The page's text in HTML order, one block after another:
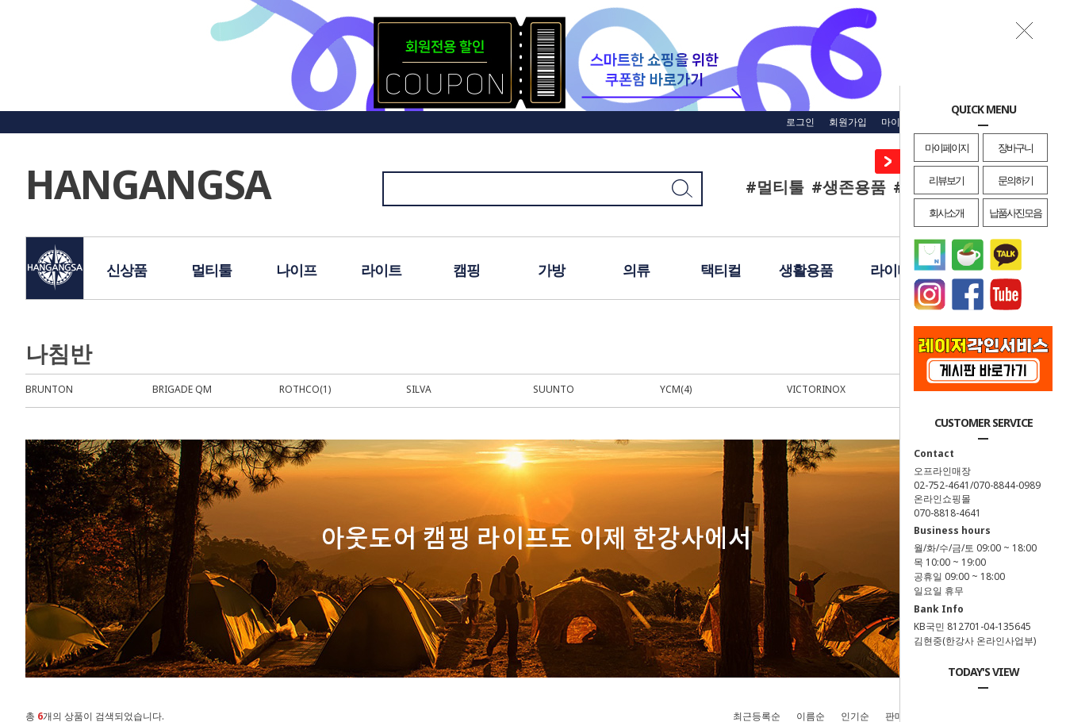
QUICK MENU
마이페이지 장바구니
리뷰보기 문의하기
회사소개 납품사진모음
CUSTOMER SERVICE
Contact
오프라인매장
02-752-4641/070-8844-0989
온라인쇼핑몰
070-8818-4641
Business hours
월/화/수/금/토 09:00 ~ 18:00
목 10:00 ~ 19:00
공휴일 09:00 ~ 18:00
일요일 휴무
Bank Info
KB국민 812701-04-135645
김현중(한강사 온라인사업부)
TODAY'S VIEW
로그인 회원가입 마이페이지 주문조회
HANGANGSA #멀티툴 #생존용품 #재난용품 #EDC
신상품 멀티툴 나이프 라이트 캠핑 가방 의류 택티컬 생활용품 라이터 레이져각인
나침반
BRUNTON BRIGADE QM ROTHCO(1) SILVA SUUNTO YCM(4) VICTORINOX ETC(1)
총 6개의 상품이 검색되었습니다. 최근등록순 이름순 인기순 판매순